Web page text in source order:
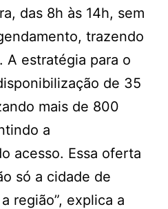
das 8h às 14h, sem
trazendo
A estratégia para o
de 35
mais de 800
a
acesso. Essa oferta
só a cidade de
região”, explica a